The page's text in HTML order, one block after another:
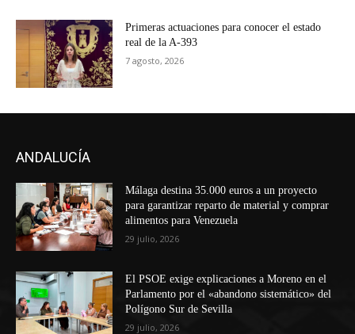
Primeras actuaciones para conocer el estado
real de la A-393
7 agosto, 2026
ANDALUCÍA
Málaga destina 35.000 euros a un proyecto
para garantizar reparto de material y comprar
alimentos para Venezuela
29 julio, 2026
El PSOE exige explicaciones a Moreno en el
Parlamento por el «abandono sistemático» del
Polígono Sur de Sevilla
29 julio, 2026